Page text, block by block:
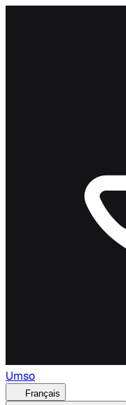
Umso
Français